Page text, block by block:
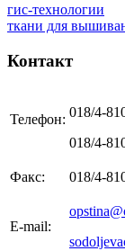
гис-технологии
ткани для
Контакт
Телефон: 018/4-
018/4-
Факс: 018/4-
E-mail: